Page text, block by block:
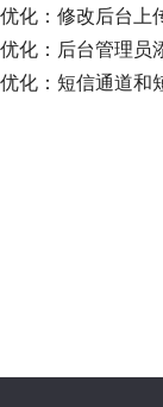
优化：修改后台上
优化：后台管理员
优化：短信通道和